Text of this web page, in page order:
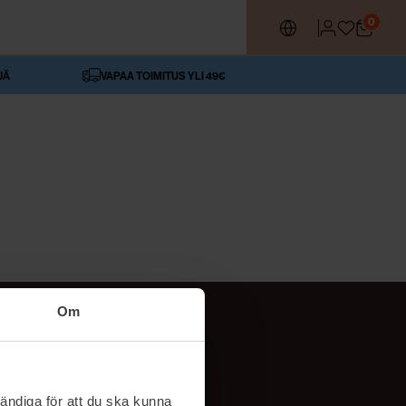
Om
för att du ska kunna
0
VAPAA TOIMITUS YLI 49€
SEURAA MEITÄ